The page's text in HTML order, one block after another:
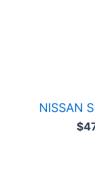
NISSAN
$